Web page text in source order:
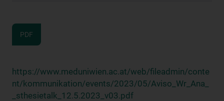
PDF
https://www.meduniwien.ac.at/web/fileadmin/conte
nt/kommunikation/events/2023/05/Aviso_Wr_Ana_
_sthesietalk_12.5.2023_v03.pdf